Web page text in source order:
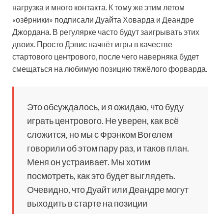
нагрузка и много контакта. К тому же этим летом
«озёрники» подписали Дуайта Ховарда и Деандре
Джордана. В регулярке часто будут заигрывать этих
двоих. Просто Дэвис начнёт игры в качестве
стартового центрового, после чего наверняка будет
смещаться на любимую позицию тяжёлого форварда.
Это обсуждалось, и я ожидаю, что буду
играть центрового. Не уверен, как всё
сложится, но мы с Фрэнком Вогелем
говорили об этом пару раз, и таков план.
Меня он устраивает. Мы хотим
посмотреть, как это будет выглядеть.
Очевидно, что Дуайт или Деандре могут
выходить в старте на позиции